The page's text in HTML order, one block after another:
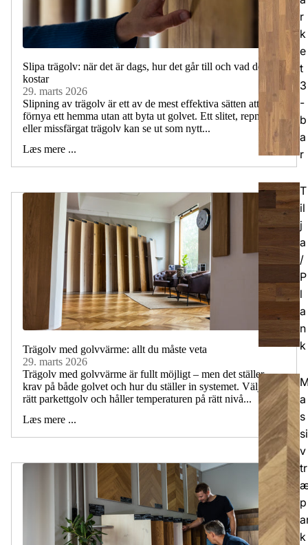
r
k
e
t
3
-
b
a
r
T
il
j
a
/
P
l
a
n
k
a
s
si
v
tr
p
k
Slipa trägolv: när det är dags, hur det går till och vad det
kostar
29. marts 2026
Slipning av trägolv är ett av de mest effektiva sätten att
förnya ett hemma utan att byta ut golvet. Ett slitet, repmärkt
eller missfärgat trägolv kan se ut som nytt...
Læs mere ...
Trägolv med golvvärme: allt du måste veta
29. marts 2026
Trägolv med golvvärme är fullt möjligt – men det ställer
krav på både golvet och hur du ställer in systemet. Väljer du
rätt parkettgolv och håller temperaturen på rätt nivå...
Læs mere ...